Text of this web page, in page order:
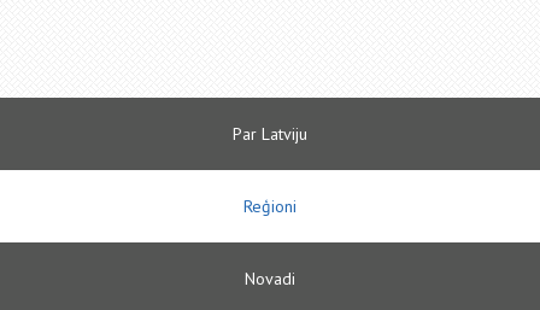
Par Latviju
Reģioni
Novadi